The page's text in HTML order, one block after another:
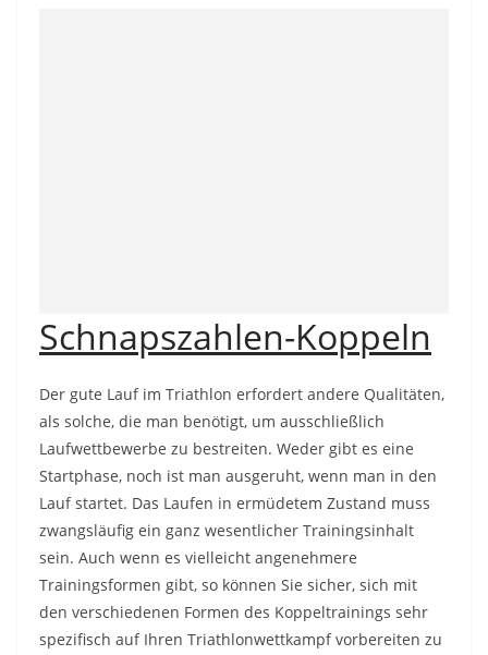
Schnapszahlen-Koppeln
Der gute Lauf im Triathlon erfordert andere Qualitäten,
als solche, die man benötigt, um ausschließlich
Laufwettbewerbe zu bestreiten. Weder gibt es eine
Startphase, noch ist man ausgeruht, wenn man in den
Lauf startet. Das Laufen in ermüdetem Zustand muss
zwangsläufig ein ganz wesentlicher Trainingsinhalt
sein. Auch wenn es vielleicht angenehmere
Trainingsformen gibt, so können Sie sicher, sich mit
den verschiedenen Formen des Koppeltrainings sehr
spezifisch auf Ihren Triathlonwettkampf vorbereiten zu